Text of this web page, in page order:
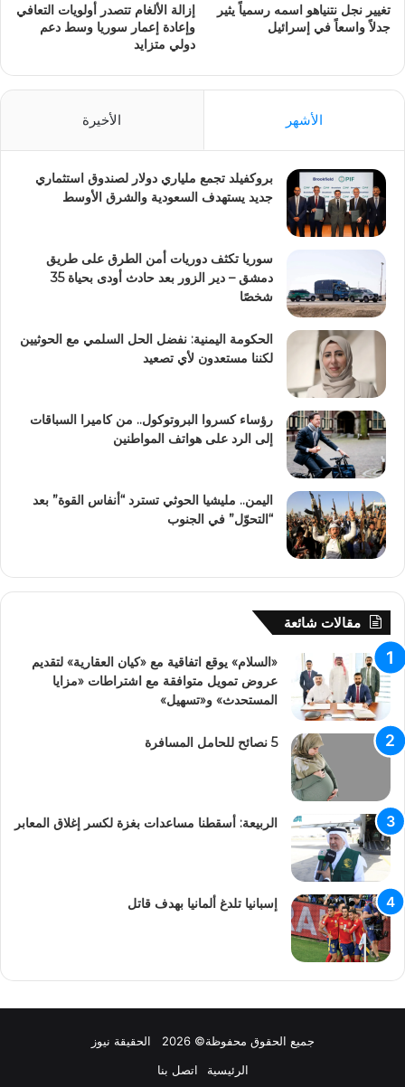
تغيير نجل نتنياهو اسمه رسمياً يثير
جدلاً واسعاً في إسرائيل
إزالة الألغام تتصدر أولويات التعافي
وإعادة إعمار سوريا وسط دعم
دولي متزايد
الأشهر الأخيرة
بروكفيلد تجمع ملياري دولار لصندوق استثماري
جديد يستهدف السعودية والشرق الأوسط
سوريا تكثف دوريات أمن الطرق على طريق
دمشق – دير الزور بعد حادث أودى بحياة 35
شخصًا
الحكومة اليمنية: نفضل الحل السلمي مع الحوثيين
لكننا مستعدون لأي تصعيد
رؤساء كسروا البروتوكول.. من كاميرا السباقات
إلى الرد على هواتف المواطنين
اليمن.. مليشيا الحوثي تسترد “أنفاس القوة” بعد
“التحوّل” في الجنوب
مقالات شائعة
«السلام» يوقع اتفاقية مع «كيان العقارية» لتقديم
عروض تمويل متوافقة مع اشتراطات «مزايا
المستحدث» و«تسهيل»
5 نصائح للحامل المسافرة
الربيعة: أسقطنا مساعدات بغزة لكسر إغلاق المعابر
إسبانيا تلدغ ألمانيا بهدف قاتل
جميع الحقوق محفوظة© 2026 الحقيقة نيوز
الرئيسية
اتصل بنا